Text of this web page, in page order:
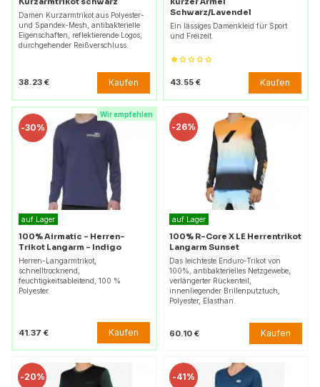
Damen Kurzarmtrikot aus Polyester-
und Spandex-Mesh, antibakterielle
Eigenschaften, reflektierende Logos,
durchgehender Reißverschluss.
38.23 € Kaufen
Schwarz/Lavendel
Ein lässiges Damenkleid für Sport
und Freizeit.
43.55 € Kaufen
Wir empfehlen
-30%
auf Lager
100% Airmatic – Herren-
Trikot Langarm – Indigo
Herren-Langarmtrikot,
schnelltrocknend,
feuchtigkeitsableitend, 100 %
Polyester.
41.37 € Kaufen
-26%
auf Lager
100% R-Core X LE Herrentrikot
Langarm Sunset
Das leichteste Enduro-Trikot von
100%, antibakterielles Netzgewebe,
verlängerter Rückenteil,
innenliegender Brillenputztuch,
Polyester, Elasthan.
60.10 € Kaufen
-20% -41%